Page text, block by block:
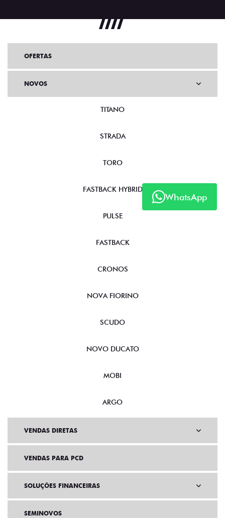
WhatsApp
OFERTAS
NOVOS
TITANO
STRADA
TORO
FASTBACK HYBRID
PULSE
FASTBACK
CRONOS
NOVA FIORINO
SCUDO
NOVO DUCATO
MOBI
ARGO
VENDAS DIRETAS
VENDAS PARA PCD
SOLUÇÕES FINANCEIRAS
SEMINOVOS